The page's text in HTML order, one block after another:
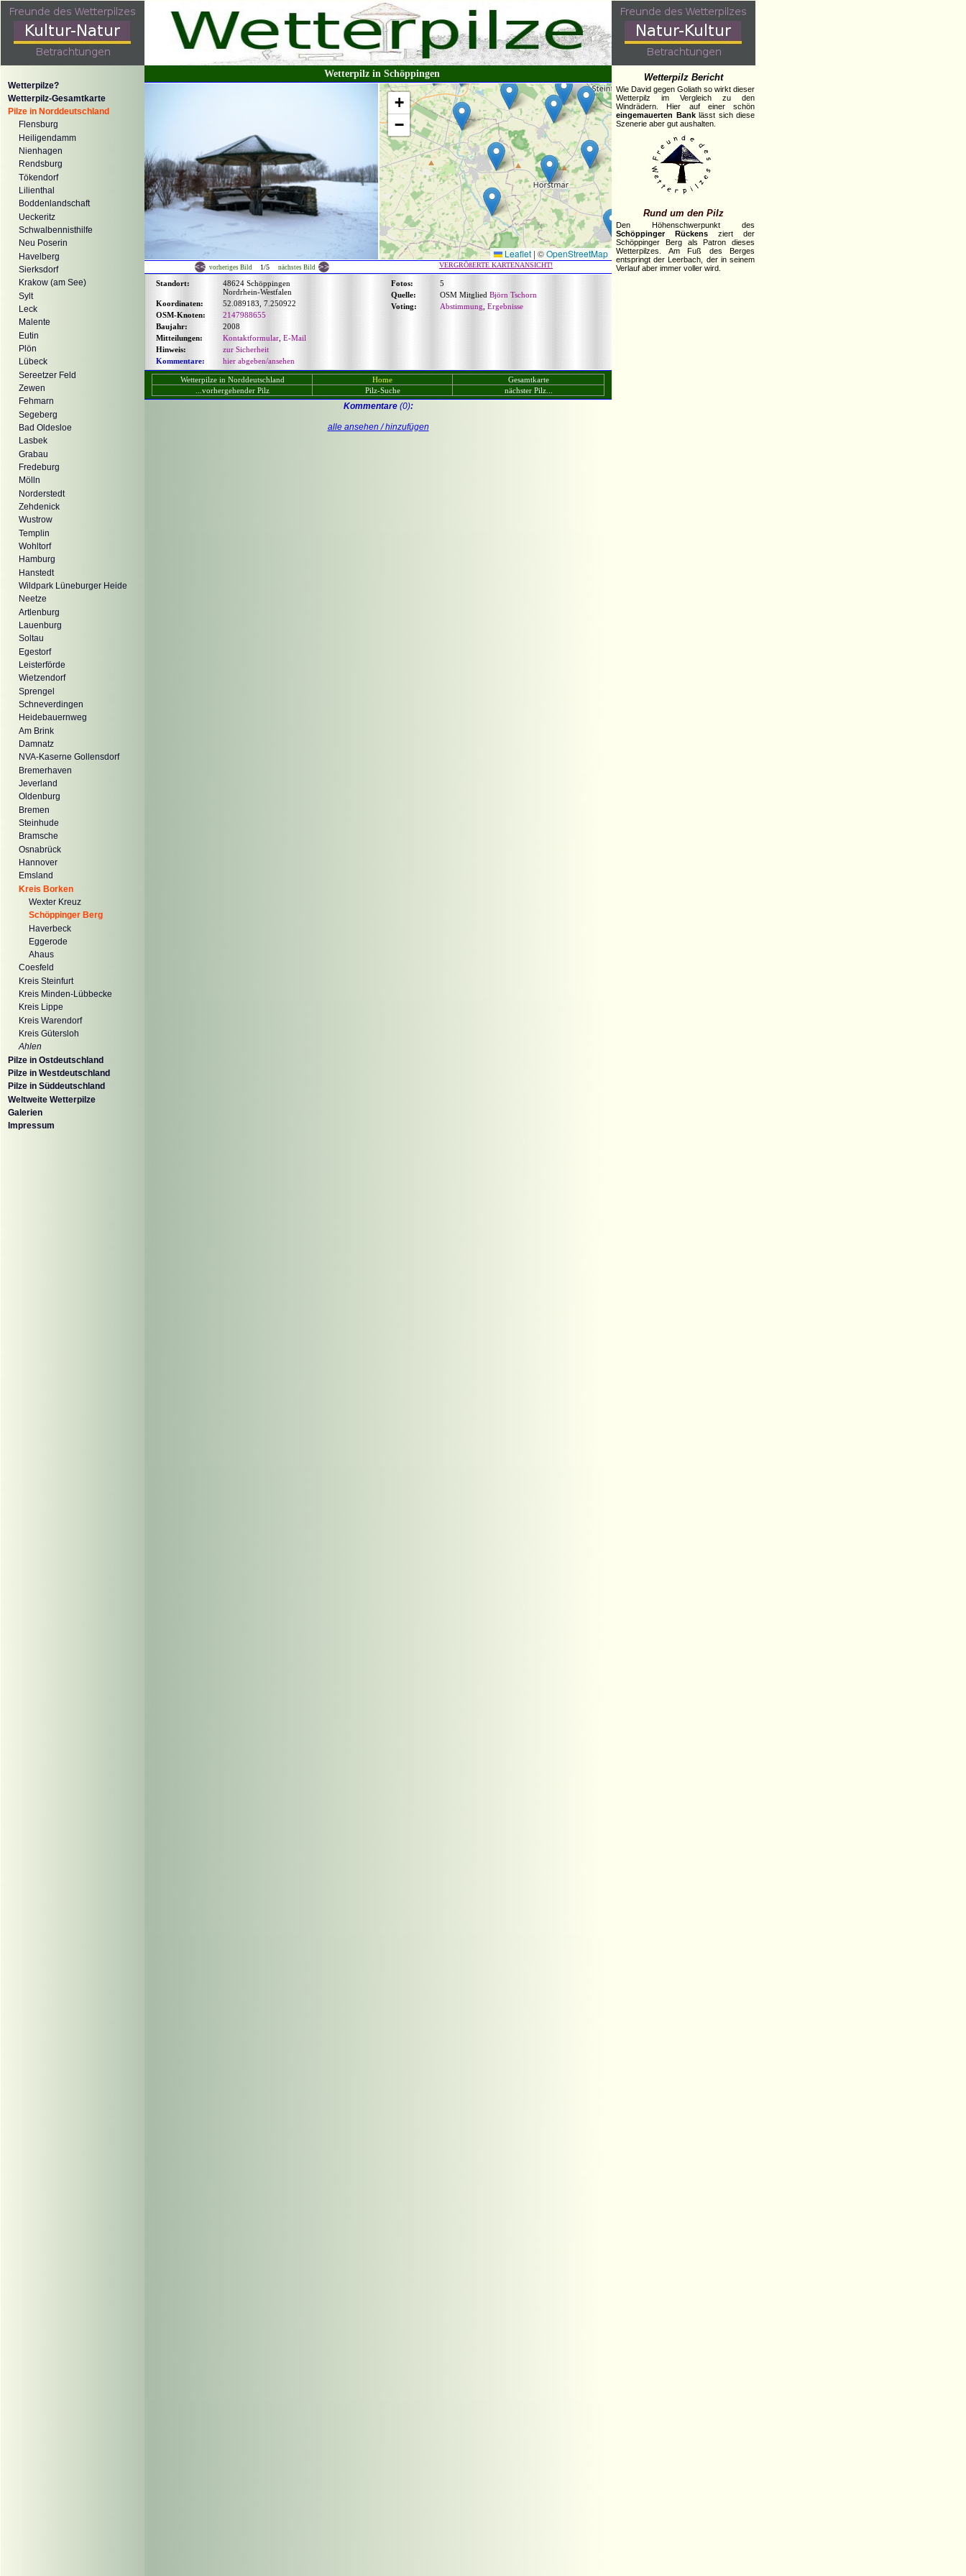
Wetterpilze?
Wetterpilz-Gesamtkarte
Pilze in Norddeutschland
Flensburg
Heiligendamm
Nienhagen
Rendsburg
Tökendorf
Lilienthal
Boddenlandschaft
Ueckeritz
Schwalbennisthilfe
Neu Poserin
Havelberg
Sierksdorf
Krakow (am See)
Sylt
Leck
Malente
Eutin
Plön
Lübeck
Sereetzer Feld
Zewen
Fehmarn
Segeberg
Bad Oldesloe
Lasbek
Grabau
Fredeburg
Mölln
Norderstedt
Zehdenick
Wustrow
Templin
Wohltorf
Hamburg
Hanstedt
Wildpark Lüneburger Heide
Neetze
Artlenburg
Lauenburg
Soltau
Egestorf
Leisterförde
Wietzendorf
Sprengel
Schneverdingen
Heidebauernweg
Am Brink
Damnatz
NVA-Kaserne Gollensdorf
Bremerhaven
Jeverland
Oldenburg
Bremen
Steinhude
Bramsche
Osnabrück
Hannover
Emsland
Kreis Borken
Wexter Kreuz
Schöppinger Berg
Haverbeck
Eggerode
Ahaus
Coesfeld
Kreis Steinfurt
Kreis Minden-Lübbecke
Kreis Lippe
Kreis Warendorf
Kreis Gütersloh
Ahlen
Pilze in Ostdeutschland
Pilze in Westdeutschland
Pilze in Süddeutschland
Weltweite Wetterpilze
Galerien
Impressum
Wetterpilz in Schöppingen
+
−
Leaflet | ©OpenStreetMap
vorheriges Bild 1/5 nächstes Bild VERGRÖßERTE KARTENANSICHT!
Standort:
48624 Schöppingen
Nordrhein-Westfalen
Koordinaten:
52.089183, 7.250922
OSM-Knoten:
2147988655
Baujahr:
2008
Mitteilungen:
Kontaktformular E-Mail
Hinweis:
zur Sicherheit
Kommentare:
hier abgeben/ansehen
Fotos:
5
Quelle:
OSM Mitglied Björn Tschorn
Voting:
Abstimmung Ergebnisse
Wetterpilze in Norddeutschland Home
Gesamtkarte
...vorhergehender Pilz
Pilz-Suche nächster Pilz...
Kommentare(0):
alle ansehen / hinzufügen
Wetterpilz Bericht
Wie David gegen Goliath so wirkt dieser
Wetterpilz im Vergleich zu den
Windrädern. Hier auf einer schön
eingemauerten Banklässt sich diese
Szenerie aber gut aushalten.
Rund um den Pilz
Den Höhenschwerpunkt des
Schöppinger Rückens ziert der
Schöppinger Berg als Patron dieses
Wetterpilzes. Am Fuß des Berges
entspringt der Leerbach, der in seinem
Verlauf aber immer voller wird.